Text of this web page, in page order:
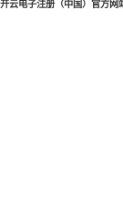
开云电子注册（中国）官方网